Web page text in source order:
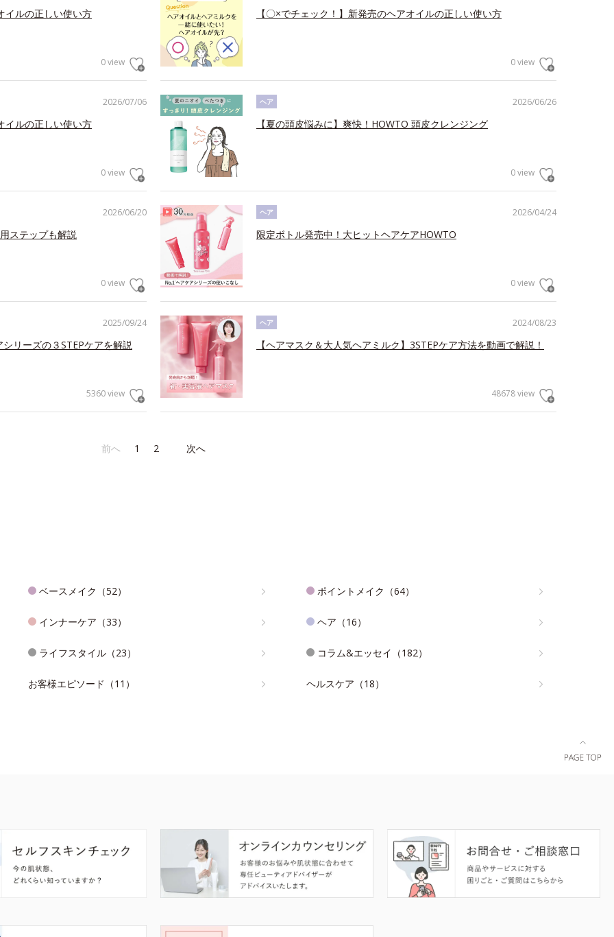
イルの正しい使い方
0 view
【〇×でチェック！】新発売のヘアオイルの正しい使い方
0 view
2026/07/06
イルの正しい使い方
0 view
2026/06/26
ヘア
【夏の頭皮悩みに】爽快！HOWTO 頭皮クレンジング
0 view
2026/06/20
ステップも解説
0 view
2026/04/24
ヘア
限定ボトル発売中！大ヒットヘアケアHOWTO
0 view
2025/09/24
リーズの３STEPケアを解説
5360 view
2024/08/23
ヘア
【ヘアマスク＆大人気ヘアミルク】3STEPケア方法を動画で解説！
48678 view
前へ 1 2 次へ
ベースメイク（52） ポイントメイク（64）
インナーケア（33） ヘア（16）
ライフスタイル（23） コラム&エッセイ（182）
お客様エピソード（11） ヘルスケア（18）